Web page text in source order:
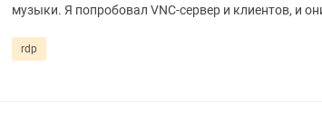
музыки. Я попробовал VNC-сервер и клиентов, и
rdp